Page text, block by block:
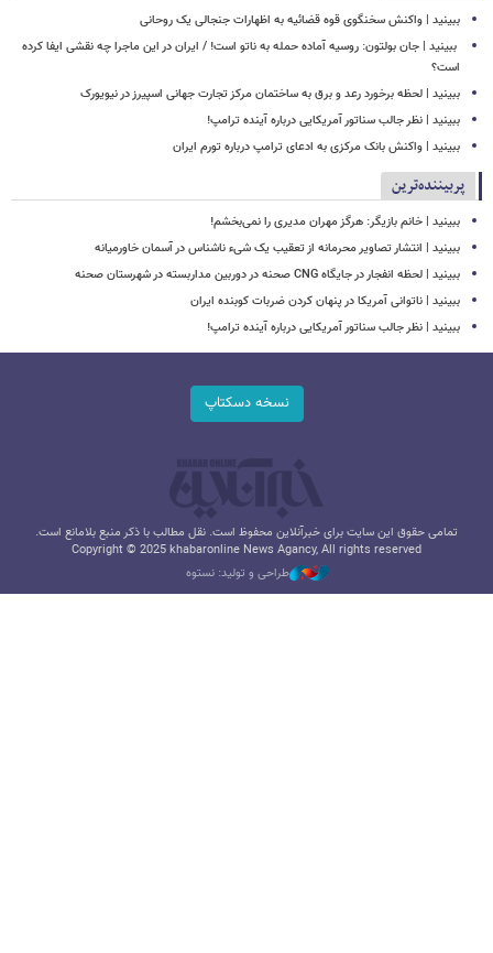
ببینید | واکنش سخنگوی قوه قضائیه به اظهارات جنجالی یک روحانی
‏ ببینید | جان بولتون: روسیه آماده حمله به ناتو است! / ایران در این ماجرا چه نقشی ایفا کرده
است؟
ببینید | لحظه برخورد رعد و برق به ساختمان مرکز تجارت جهانی اسپیرز در نیویورک
ببینید | نظر جالب سناتور آمریکایی درباره آینده ترامپ!
ببینید | واکنش بانک مرکزی به ادعای ترامپ درباره تورم ایران
پربیننده‌ترین
ببینید | خانم بازیگر: هرگز مهران مدیری را نمی‌بخشم!
ببینید | انتشار تصاویر محرمانه از تعقیب یک شیء ناشناس در آسمان خاورمیانه
ببینید | لحظه انفجار در جایگاه CNG صحنه در دوربین مداربسته در شهرستان صحنه
‏ببینید | ناتوانی آمریکا در پنهان کردن ضربات کوبنده ایران
ببینید | نظر جالب سناتور آمریکایی درباره آینده ترامپ!
نسخه دسکتاپ
تمامی حقوق این سایت برای خبرآنلاین محفوظ است. نقل مطالب با ذکر منبع بلامانع است.
Copyright © 2025 khabaronline News Agancy, All rights reserved
طراحی و تولید: نستوه